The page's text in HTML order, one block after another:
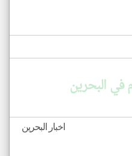
في البحرين
اخبار البحرين